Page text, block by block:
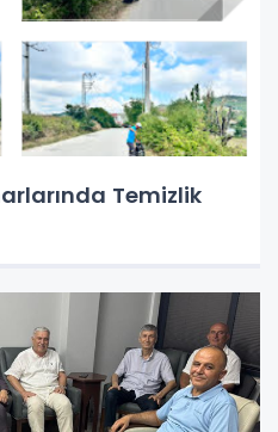
Temizlik